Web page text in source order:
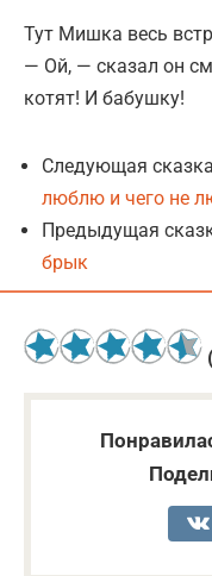
Тут Мишка весь
— Ой, — сказал он
котят! И бабушку!
Следующая
люблю и чего не
Предыдущая
брык